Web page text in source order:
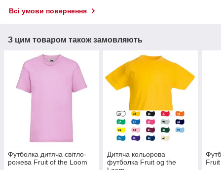
Всі умови повернення
З цим товаром також замовляють
Футболка дитяча світло-
рожева Fruit of the Loom
Дитяча кольорова
футболка Fruit og the